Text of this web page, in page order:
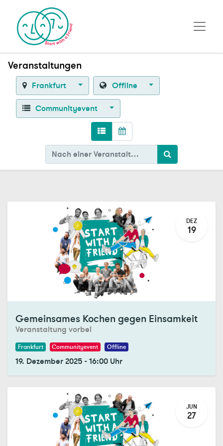
Veranstaltungen
Frankfurt Offline
Communityevent
DEZ
19
Gemeinsames Kochen gegen Einsamkeit
Veranstaltung vorbei
Frankfurt Communityevent Offline
19. Dezember 2025 -16:00 Uhr
JUN
27